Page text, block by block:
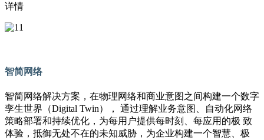
详情
智简网络
智简网络解决方案，在物理网络和商业意图之间构建一个数字
孪生世界（Digital Twin）， 通过理解业务意图、自动化网络
策略部署和持续优化，为每用户提供每时刻、每应用的极 致
体验，抵御无处不在的未知威胁，为企业构建一个智慧、极